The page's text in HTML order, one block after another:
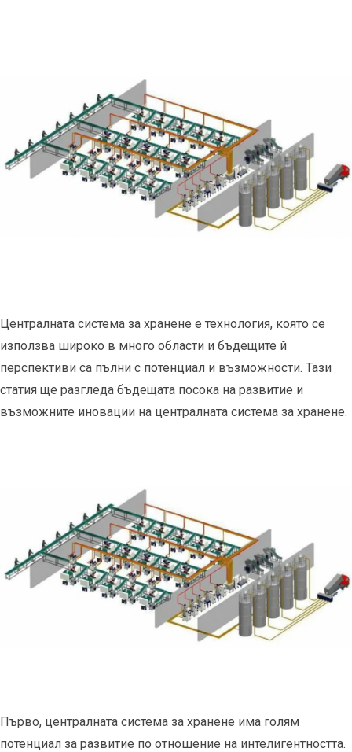
Централната система за хранене е технология, която се
използва широко в много области и бъдещите й
перспективи са пълни с потенциал и възможности. Тази
статия ще разгледа бъдещата посока на развитие и
възможните иновации на централната система за хранене.
Първо, централната система за хранене има голям
потенциал за развитие по отношение на интелигентността.